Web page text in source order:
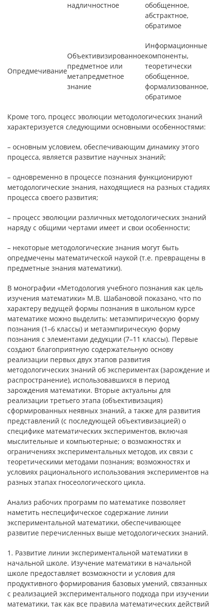
надличностное
обобщенное,
абстрактное,
обратимое
Опредмечивание
Объективизированное
предметное или
метапредметное
знание
Информационные
компоненты,
теоретически
обобщенное,
формализованное,
обратимое
Кроме того, процесс эволюции методологических знаний
характеризуется следующими основными особенностями:
– основным условием, обеспечивающим динамику этого
процесса, является развитие научных знаний;
– одновременно в процессе познания функционируют
методологические знания, находящиеся на разных стадиях
процесса своего развития;
– процесс эволюции различных методологических знаний
наряду с общими чертами имеет и свои особенности;
– некоторые методологические знания могут быть
опредмечены математической наукой (т.е. превращены в
предметные знания математики).
В монографии «Методология учебного познания как цель
изучения математики» М.В. Шабановой показано, что по
характеру ведущей формы познания в школьном курсе
математике можно выделить: метаэмпирическую форму
познания (1–6 классы) и метаэмпирическую форму
познания с элементами дедукции (7–11 классы). Первые
создают благоприятную содержательную основу
реализации первых двух этапов развития
методологических знаний об экспериментах (зарождение и
распространение), использовавшихся в период
зарождения математики. Вторые актуальны для
реализации третьего этапа (объективизация)
сформированных неявных знаний, а также для развития
представлений (с последующей объективизацией) о
специфике математических экспериментов, включая
мыслительные и компьютерные; о возможностях и
ограничениях экспериментальных методов, их связи с
теоретическими методами познания; возможностях и
условиях рационального использования экспериментов на
разных этапах гносеологического цикла.
Анализ рабочих программ по математике позволяет
наметить неспецифическое содержание линии
экспериментальной математики, обеспечивающее
развитие перечисленных выше методологических знаний.
1. Развитие линии экспериментальной математики в
начальной школе. Изучение математики в начальной
школе предоставляет возможности и условия для
продуктивного формирования базовых умений, связанных
с реализацией экспериментального подхода при изучении
математики, так как все правила математических действий